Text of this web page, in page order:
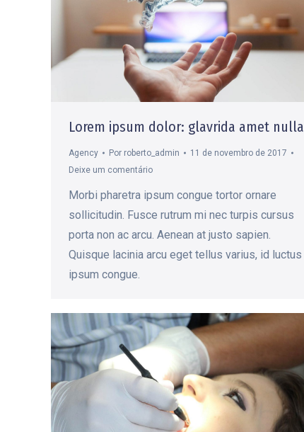
Lorem ipsum dolor: glavrida amet nulla
Agency Por roberto_admin
11 de novembro de 2017
Deixe um comentário
Morbi pharetra ipsum congue tortor ornare
sollicitudin. Fusce rutrum mi nec turpis cursus
porta non ac arcu. Aenean at justo sapien.
Quisque lacinia arcu eget tellus varius, id luctus
ipsum congue.